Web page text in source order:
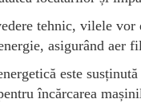
tehnic, vilele
asigurând aer
este
încărcarea